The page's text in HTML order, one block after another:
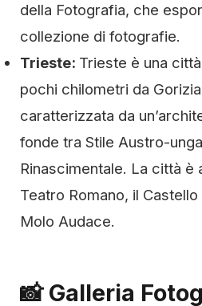
della Fotografia, che
collezione di fotografie.
Trieste: Trieste è una
pochi chilometri da
caratterizzata da
fonde tra Stile Austro-
Rinascimentale. La città è
Teatro Romano, il
Molo Audace.
📸 Galleria